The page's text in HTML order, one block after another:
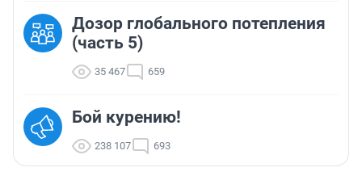
Дозор глобального потепления
(часть 5)
35 467 659
Бой курению!
238 107 693